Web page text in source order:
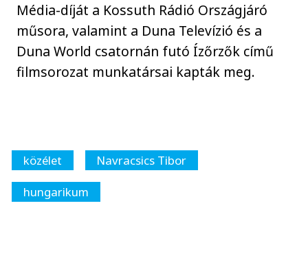
Média-díját a Kossuth Rádió Országjáró
műsora, valamint a Duna Televízió és a
Duna World csatornán futó Ízőrzők című
filmsorozat munkatársai kapták meg.
közélet
Navracsics Tibor
hungarikum